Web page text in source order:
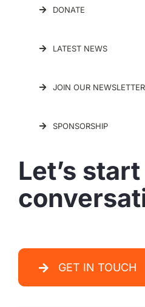
DONATE
LATEST NEWS
JOIN OUR NEWSLETTER
SPONSORSHIP
Let’s start
GET IN TOUCH